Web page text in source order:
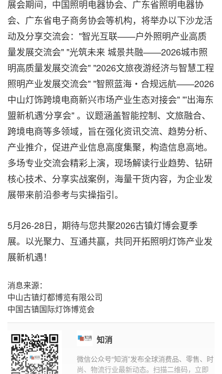
展会期间，中国照明电器协会、广东省照明电器协
会、广东省电子商务协会等机构，将举办以下沙龙活
动及分享交流会："智光互联——户外照明产业高质
量发展交流会" "光筑未来 城景共融——2026城市照
明高质量发展交流会" "2026文旅夜游经济与智慧工程
照明产业发展交流会" "智照蓝海・合规远航——2026
中山灯饰跨境电商新兴市场产业生态对接会" "'出海东
盟新机遇'分享会" 。议题涵盖智能控制、文旅融合、
跨境电商等多领域，旨在强化资讯交流、趋势分析、
产业推介，促进产业信息高度集聚，构造信息高地。
多场专业交流会精彩上演，现场解读行业趋势、钻研
核心技术、分享实战案例，海量干货内容，为企业发
展带来前沿参考与实操指引。
5月26-28日，期待与您共聚2026古镇灯博会夏季
展。以光聚力、互通共赢，共同开拓照明灯饰产业发
展新机遇！
消息来源：
中山古镇灯都博览有限公司
中国古镇国际灯饰博览会
知消
微信公众号“知消”发布全球消费品、零售、时
尚、物流行业最新动态。扫描二维码，立即